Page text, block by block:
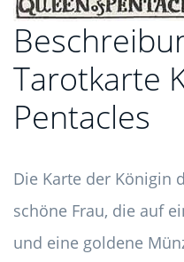
Tarotkarte
Pentacles
Die Karte der Königin
schöne Frau, die auf
und eine goldene